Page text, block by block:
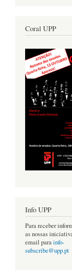
Coral UPP
Info UPP
Para receber
as nossas
email parainfo-
subscribe@upp.pt